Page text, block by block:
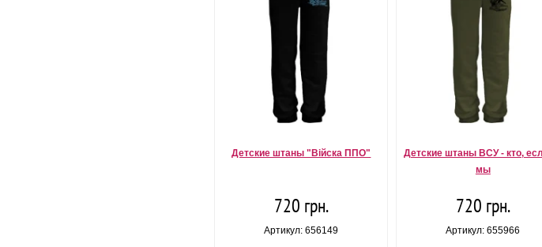
Детские штаны "Вiйска ППО"
720 грн.
Артикул: 656149
Детские штаны ВСУ - кто,
мы
720 грн.
Артикул: 655966